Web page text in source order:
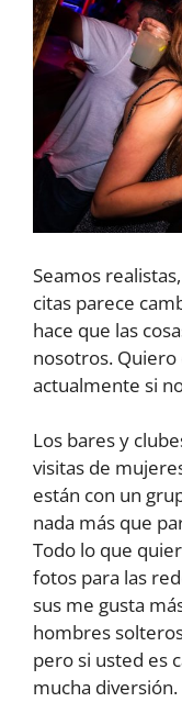
Seamos
citas parece
hace que las
nosotros.
actualmente si
Los bares y
visitas de
están con un
nada más que
Todo lo que
fotos para las
sus me gusta
hombres
pero si usted es
mucha diversión.